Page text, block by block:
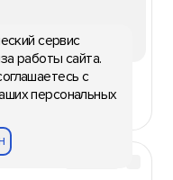
сервис
работы сайта.
с
персональных